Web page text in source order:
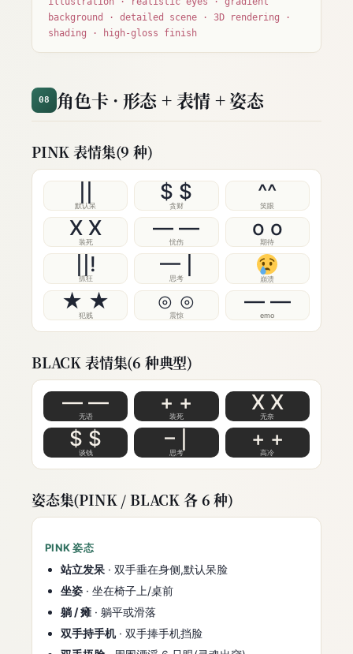
background · detailed scene · 3D rendering ·
shading · high-gloss finish
08 角色卡 · 形态 + 表情 + 姿态
PINK 表情集(9 种)
默认呆
$ $
贪财
^^
笑眼
X X
装死
— —
忧伤
o o
期待
||!
抓狂
— |
思考 崩溃
★ ★
犯贱
⊙ ⊙
震惊
— —
emo
BLACK 表情集(6 种典型)
— —
无语
+ +
装死
X X
无奈
$ $
谈钱
– |
思考
+ +
高冷
姿态集(PINK / BLACK 各 6 种)
PINK 姿态
站立发呆 · 双手垂在身侧,默认呆脸
坐姿 · 坐在椅子上/桌前
躺 / 瘫 · 躺平或滑落
双手持手机· 双手捧手机挡脸